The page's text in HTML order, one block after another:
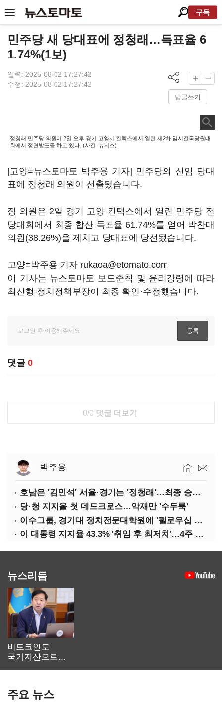
구독
민주당 새 당대표에 정청래…득표율 6
1.74%(1보)
입력: 2025-08-02 17:27:42
수정: 2025-08-02 17:27:42
답글쓰기
정청래 민주당 의원이 2일 오후 경기 고양시 킨텍스에서 열린 제2차 임시전국당원대
회에서 정견발표를 하고 있다. (사진=뉴시스)
[고양=뉴스토마토 박주용 기자] 민주당의 신임 당대
표에 정청래 의원이 선출됐습니다.
정 의원은 2일 경기 고양 킨텍스에서 열린 민주당 전
당대회에서 최종 합산 득표율 61.74%를 얻어 박찬대
의원(38.26%)을 제치고 당대표에 당선됐습니다.
고양=박주용 기자 rukaoa@etomato.com
이 기사는 뉴스토마토 보도준칙 및 윤리강령에 따라
최신형 정치정책부장이 최종 확인·수정했습니다.
댓글 0
0/0 댓글 더보기
박주용
호남은 '김민석' 서울·경기는 '정청래'…최종 승자는 '안갯속'
당·청 지지율 첫 데드크로스…악재만 '수두룩'
이수그룹, 경기대 정치전문대학원에 '펠로우십 기금' 3900만원 출연
이 대통령 지지율 43.3% '취임 후 최저치'…4주 연속 '하락'
뉴스리듬
비트코인도
국가자산으로…'
주요 뉴스